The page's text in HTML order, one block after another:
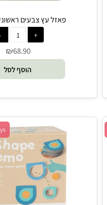
פאזל עץ צבעים ראשונים - Goula
BS Toys, מש' 2-6, גיל 5+